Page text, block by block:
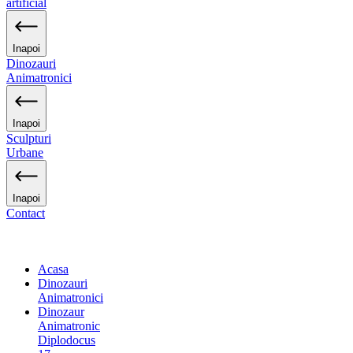
artificial
Inapoi
Dinozauri
Animatronici
Inapoi
Sculpturi
Urbane
Inapoi
Contact
Acasa
Dinozauri
Animatronici
Dinozaur
Animatronic
Diplodocus